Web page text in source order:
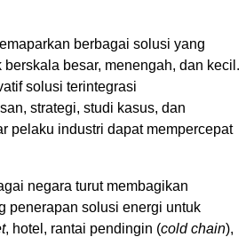
berbagai solusi yang
besar, menengah, dan kecil.
solusi terintegrasi
strategi, studi kasus, dan
pelaku industri dapat mempercepat
negara turut membagikan
penerapan solusi energi untuk
, hotel, rantai pendingin (cold chain),